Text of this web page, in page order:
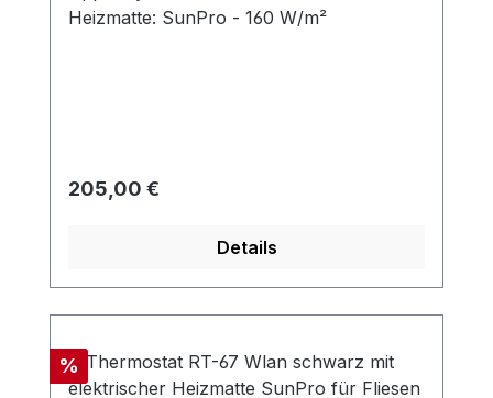
Heizmatte: SunPro - 160 W/m²
Regulärer Preis:
205,00 €
Details
Rabatt
%